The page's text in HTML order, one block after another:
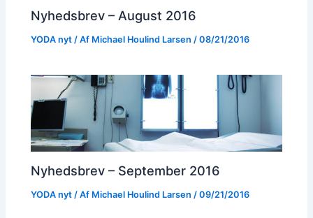
Nyhedsbrev – August 2016
YODA nyt / Af Michael Houlind Larsen/08/21/2016
Nyhedsbrev – September 2016
YODA nyt / Af Michael Houlind Larsen/09/21/2016